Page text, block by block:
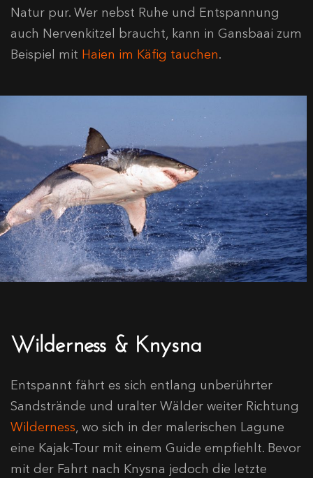
Natur pur. Wer nebst Ruhe und Entspannung
auch Nervenkitzel braucht, kann in Gansbaai zum
Beispiel mit Haien im Käfig tauchen.
Wilderness & Knysna
Entspannt fährt es sich entlang unberührter
Sandstrände und uralter Wälder weiter Richtung
Wilderness, wo sich in der malerischen Lagune
eine Kajak-Tour mit einem Guide empfiehlt. Bevor
mit der Fahrt nach Knysna jedoch die letzte